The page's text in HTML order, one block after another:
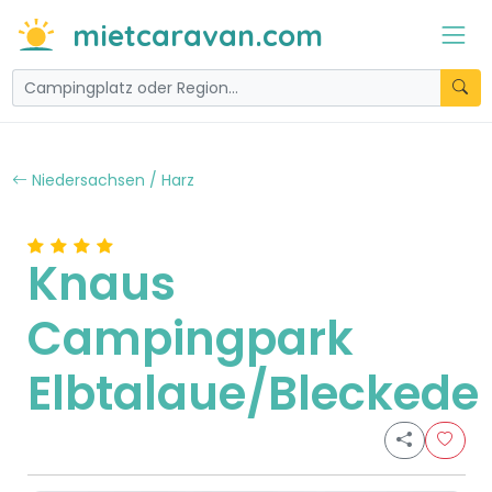
mietcaravan.com
Niedersachsen / Harz
Knaus
Campingpark
Elbtalaue/Bleckede